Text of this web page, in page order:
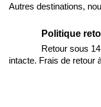
Autres destinations,
Politique
Retour sous
intacte. Frais de retour